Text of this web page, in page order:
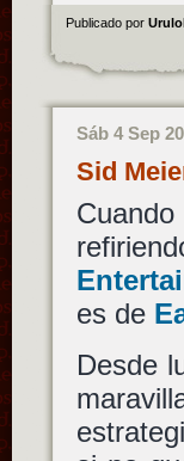
Publicado por
Sáb 4 Sep
Sid
es de
Desde